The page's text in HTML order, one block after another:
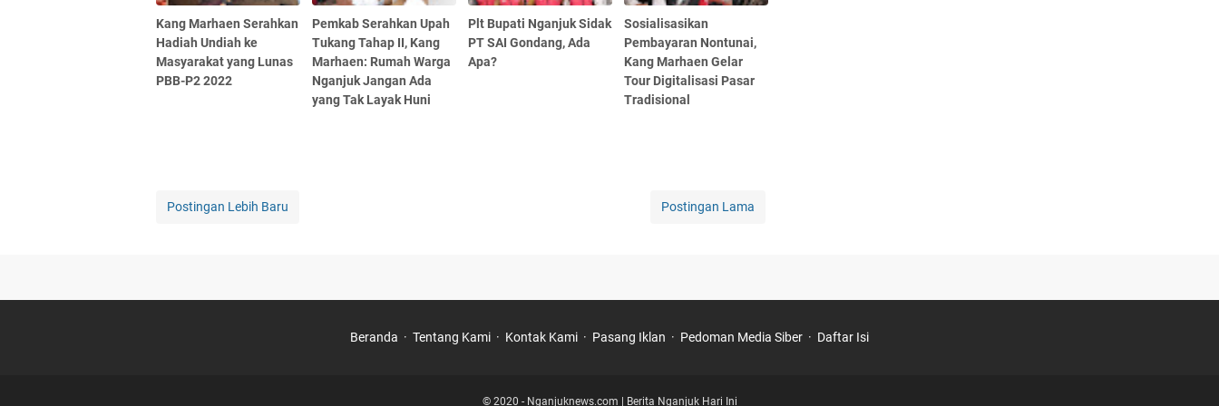
Kang Marhaen Serahkan
Hadiah Undiah ke
Masyarakat yang Lunas
PBB-P2 2022
Pemkab Serahkan Upah
Tukang Tahap II, Kang
Marhaen: Rumah Warga
Nganjuk Jangan Ada
yang Tak Layak Huni
Plt Bupati Nganjuk Sidak
PT SAI Gondang, Ada
Apa?
Sosialisasikan
Pembayaran Nontunai,
Kang Marhaen Gelar
Tour Digitalisasi Pasar
Tradisional
Postingan Lebih Baru Postingan Lama
Beranda Tentang Kami Kontak Kami Pasang Iklan Pedoman Media Siber Daftar Isi
© 2020 - Nganjuknews.com | Berita Nganjuk Hari Ini